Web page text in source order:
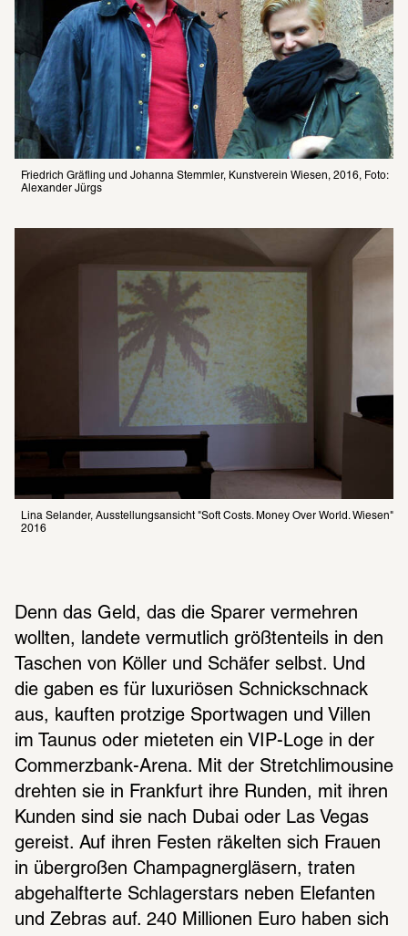
Friedrich Gräfling und Johanna Stemmler, Kunstverein Wiesen, 2016, Foto:
Alexander Jürgs
Lina Selander, Ausstellungsansicht "Soft Costs. Money Over World. Wiesen"
2016
Denn das Geld, das die Sparer vermehren
wollten, landete vermutlich größtenteils in den
Taschen von Köller und Schäfer selbst. Und
die gaben es für luxuriösen Schnickschnack
aus, kauften protzige Sportwagen und Villen
im Taunus oder mieteten ein VIP-Loge in der
Commerzbank-Arena. Mit der Stretchlimousine
drehten sie in Frankfurt ihre Runden, mit ihren
Kunden sind sie nach Dubai oder Las Vegas
gereist. Auf ihren Festen räkelten sich Frauen
in übergroßen Champagnergläsern, traten
abgehalfterte Schlagerstars neben Elefanten
und Zebras auf. 240 Millionen Euro haben sich